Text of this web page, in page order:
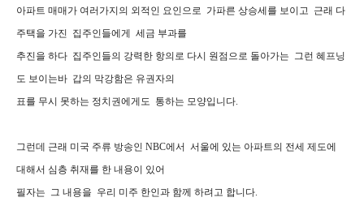
아파트 매매가 여러가지의 외적인 요인으로 가파른 상승세를 보이고 근래 다
주택을 가진 집주인들에게 세금 부과를
추진을 하다 집주인들의 강력한 항의로 다시 원점으로 돌아가는 그런 혜프닝
도 보이는바 갑의 막강함은 유권자의
표를 무시 못하는 정치권에게도 통하는 모양입니다.
그런데 근래 미국 주류 방송인 NBC에서 서울에 있는 아파트의 전세 제도에
대해서 심층 취재를 한 내용이 있어
필자는 그 내용을 우리 미주 한인과 함께 하려고 합니다.